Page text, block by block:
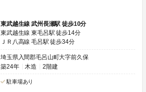
東武越生線 武州長瀬駅 徒歩10分
東武越生線 東毛呂駅 徒歩14分
ＪＲ八高線 毛呂駅 徒歩34分
埼玉県入間郡毛呂山町大字前久保
築24年
木造 2階建
駐車場あり